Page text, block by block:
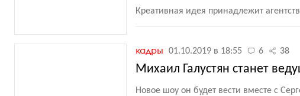
Креативная идея принадлежит
кадры 01.10.2019 в 18:55 6 38
Михаил Галустян станет
Новое шоу он будет вести вместе с